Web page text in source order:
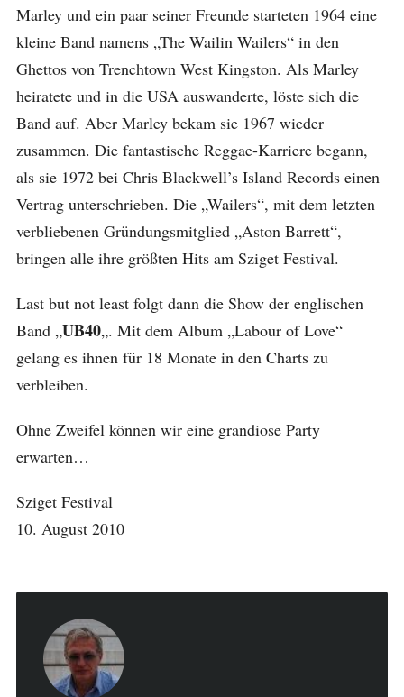
Marley und ein paar seiner Freunde starteten 1964 eine
kleine Band namens „The Wailin Wailers“ in den
Ghettos von Trenchtown West Kingston. Als Marley
heiratete und in die USA auswanderte, löste sich die
Band auf. Aber Marley bekam sie 1967 wieder
zusammen. Die fantastische Reggae-Karriere begann,
als sie 1972 bei Chris Blackwell’s Island Records einen
Vertrag unterschrieben. Die „Wailers“, mit dem letzten
verbliebenen Gründungsmitglied „Aston Barrett“,
bringen alle ihre größten Hits am Sziget Festival.
Last but not least folgt dann die Show der englischen
Band „UB40„. Mit dem Album „Labour of Love“
gelang es ihnen für 18 Monate in den Charts zu
verbleiben.
Ohne Zweifel können wir eine grandiose Party
erwarten…
Sziget Festival
10. August 2010